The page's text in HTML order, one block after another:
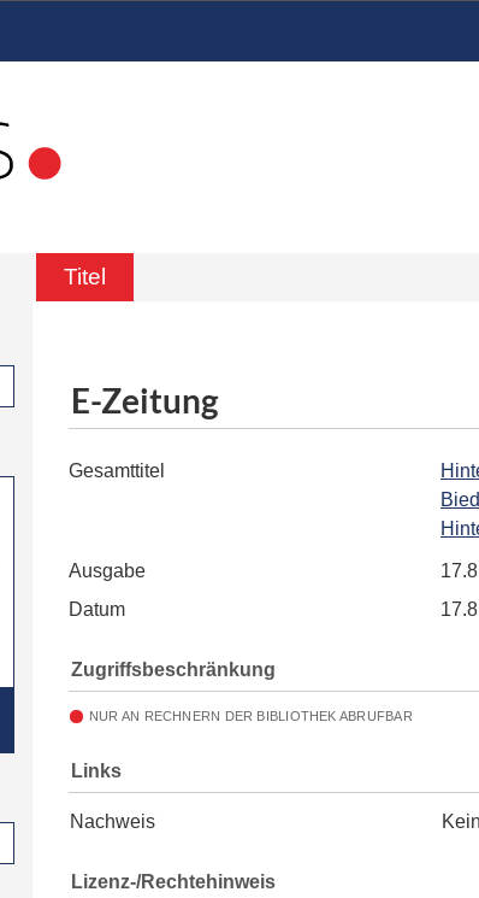
Titel
E-Zeitung
Gesamttitel
Ausgabe
Datum
Zugriffsbeschränkung
NUR AN RECHNERN DER BIBLIOTHEK ABRUFBAR
Links
Nachweis
Lizenz-/Rechtehinweis